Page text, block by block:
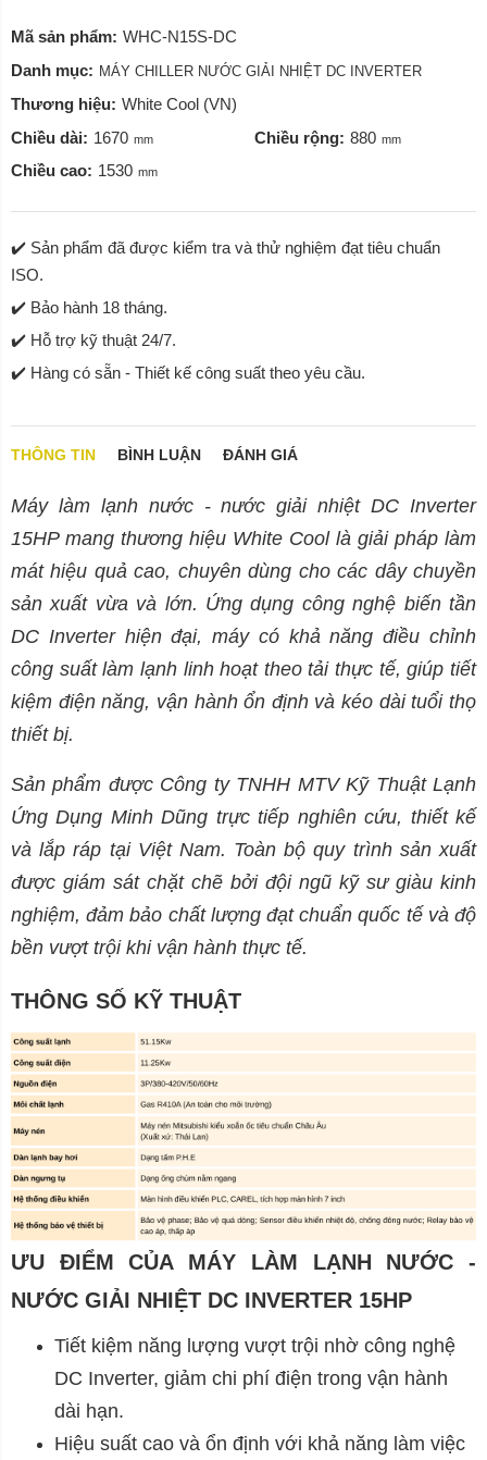
Mã sản phẩm: WHC-N15S-DC
Danh mục: MÁY CHILLER NƯỚC GIẢI NHIỆT DC INVERTER
Thương hiệu: White Cool (VN)
Chiều dài: 1670 mm Chiều rộng: 880 mm
Chiều cao: 1530 mm
✔️ Sản phẩm đã được kiểm tra và thử nghiệm đạt tiêu chuẩn
ISO.
✔️ Bảo hành 18 tháng.
✔️ Hỗ trợ kỹ thuật 24/7.
✔️ Hàng có sẵn - Thiết kế công suất theo yêu cầu.
THÔNG TIN BÌNH LUẬN ĐÁNH GIÁ
Máy làm lạnh nước - nước giải nhiệt DC Inverter
15HP mang thương hiệu White Cool là giải pháp làm
mát hiệu quả cao, chuyên dùng cho các dây chuyền
sản xuất vừa và lớn. Ứng dụng công nghệ biến tần
DC Inverter hiện đại, máy có khả năng điều chỉnh
công suất làm lạnh linh hoạt theo tải thực tế, giúp tiết
kiệm điện năng, vận hành ổn định và kéo dài tuổi thọ
thiết bị.
Sản phẩm được Công ty TNHH MTV Kỹ Thuật Lạnh
Ứng Dụng Minh Dũng trực tiếp nghiên cứu, thiết kế
và lắp ráp tại Việt Nam. Toàn bộ quy trình sản xuất
được giám sát chặt chẽ bởi đội ngũ kỹ sư giàu kinh
nghiệm, đảm bảo chất lượng đạt chuẩn quốc tế và độ
bền vượt trội khi vận hành thực tế.
THÔNG SỐ KỸ THUẬT
ƯU ĐIỂM CỦA MÁY LÀM LẠNH NƯỚC -
NƯỚC GIẢI NHIỆT DC INVERTER 15HP
Tiết kiệm năng lượng vượt trội nhờ công nghệ
DC Inverter, giảm chi phí điện trong vận hành
dài hạn.
Hiệu suất cao và ổn định với khả năng làm việc